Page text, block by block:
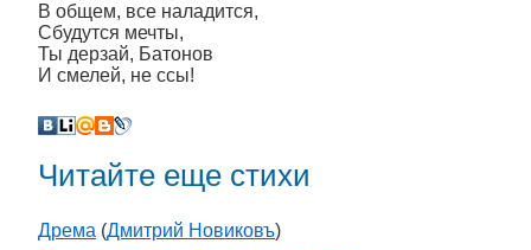
В общем, все наладится,
Сбудутся мечты,
Ты дерзай, Батонов
И смелей, не ссы!
Читайте еще стихи
Дрема (Дмитрий Новиковъ)